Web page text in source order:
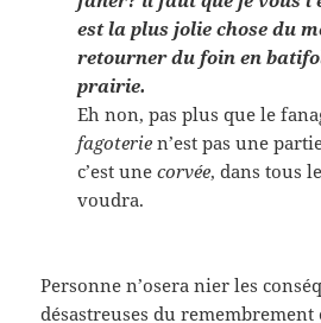
est la plus jolie chose du
retourner du foin en
prairie.
Eh non, pas plus que le
fagoterien’est pas une
c’est une corvée, dans tous
voudra.
Personne n’osera nier les
désastreuses du remembrement